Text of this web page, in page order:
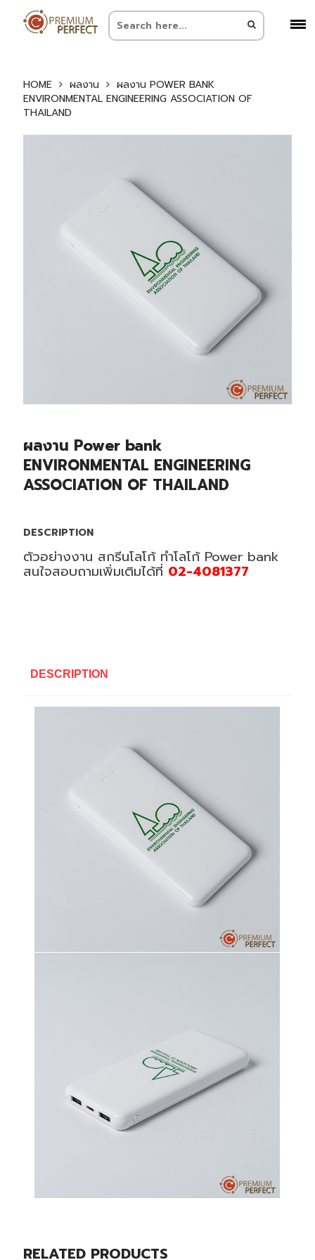
HOME ผลงาน
ผลงาน POWER BANK
ENVIRONMENTAL ENGINEERING ASSOCIATION OF
THAILAND
ผลงาน Power bank
ENVIRONMENTAL ENGINEERING
ASSOCIATION OF THAILAND
DESCRIPTION
ตัวอย่างงาน สกรีนโลโก้ ทำโลโก้ Power bank
สนใจสอบถามเพิ่มเติมได้ที่ 02-4081377
DESCRIPTION
RELATED PRODUCTS